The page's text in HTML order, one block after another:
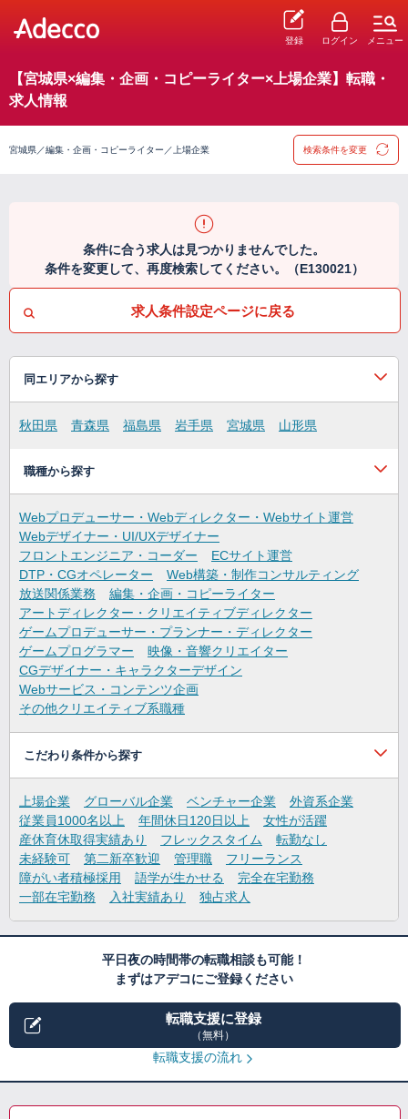
登録 ログイン メニュー
【宮城県×編集・企画・コピーライター×上場企業】転職・
求人情報
宮城県／編集・企画・コピーライター／上場企業 検索条件を変更
条件に合う求人は見つかりませんでした。
条件を変更して、再度検索してください。（E130021）
求人条件設定ページに戻る
同エリアから探す
秋田県 青森県 福島県 岩手県 宮城県 山形県
職種から探す
Webプロデューサー・Webディレクター・Webサイト運営
Webデザイナー・UI/UXデザイナー
フロントエンジニア・コーダー
ECサイト運営
DTP・CGオペレーター
Web構築・制作コンサルティング
放送関係業務
編集・企画・コピーライター
アートディレクター・クリエイティブディレクター
ゲームプロデューサー・プランナー・ディレクター
ゲームプログラマー
映像・音響クリエイター
CGデザイナー・キャラクターデザイン
Webサービス・コンテンツ企画
その他クリエイティブ系職種
こだわり条件から探す
上場企業 グローバル企業 ベンチャー企業
外資系企業
従業員1000名以上
年間休日120日以上
女性が活躍
産休育休取得実績あり
フレックスタイム
転勤なし
未経験可
第二新卒歓迎 管理職
フリーランス
障がい者積極採用
語学が生かせる
完全在宅勤務
一部在宅勤務
入社実績あり 独占求人
平日夜の時間帯の転職相談も可能！
まずはアデコにご登録ください
転職支援に登録
（無料）
転職支援の流れ